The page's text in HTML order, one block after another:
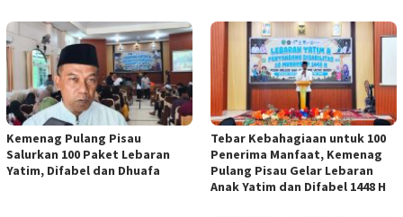
Kemenag Pulang Pisau
Salurkan 100 Paket Lebaran
Yatim, Difabel dan Dhuafa
Tebar Kebahagiaan untuk 100
Penerima Manfaat, Kemenag
Pulang Pisau Gelar Lebaran
Anak Yatim dan Difabel 1448 H